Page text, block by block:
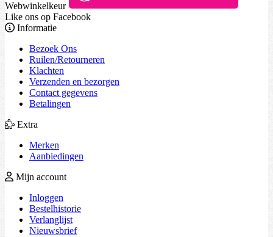
Webwinkelkeur
Like ons op Facebook
Informatie
Bezoek Ons
Ruilen/Retourneren
Klachten
Verzenden en bezorgen
Contact gegevens
Betalingen
Extra
Merken
Aanbiedingen
Mijn account
Inloggen
Bestelhistorie
Verlanglijst
Nieuwsbrief